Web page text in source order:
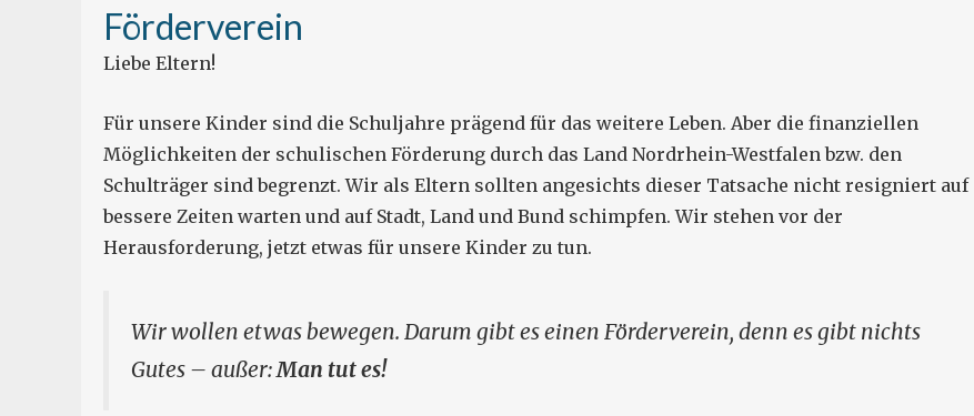
Förderverein
Liebe Eltern!
Für unsere Kinder sind die Schuljahre prägend für das weitere Leben. Aber die finanziellen
Möglichkeiten der schulischen Förderung durch das Land Nordrhein-Westfalen bzw. den
Schulträger sind begrenzt. Wir als Eltern sollten angesichts dieser Tatsache nicht resigniert auf
bessere Zeiten warten und auf Stadt, Land und Bund schimpfen. Wir stehen vor der
Herausforderung, jetzt etwas für unsere Kinder zu tun.
Wir wollen etwas bewegen. Darum gibt es einen Förderverein, denn es gibt nichts
Gutes – außer:Man tut es!